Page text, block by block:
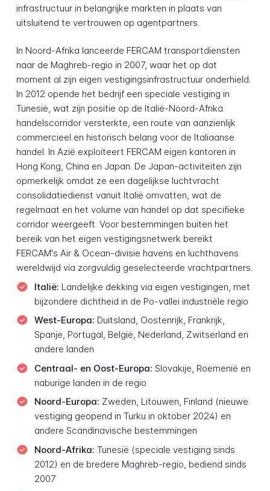
infrastructuur in belangrijke markten in plaats van
uitsluitend te vertrouwen op agentpartners.
In Noord-Afrika lanceerde FERCAM transportdiensten
naar de Maghreb-regio in 2007, waar het op dat
moment al zijn eigen vestigingsinfrastructuur onderhield.
In 2012 opende het bedrijf een speciale vestiging in
Tunesië, wat zijn positie op de Italië-Noord-Afrika
handelscorridor versterkte, een route van aanzienlijk
commercieel en historisch belang voor de Italiaanse
handel. In Azië exploiteert FERCAM eigen kantoren in
Hong Kong, China en Japan. De Japan-activiteiten zijn
opmerkelijk omdat ze een dagelijkse luchtvracht
consolidatiedienst vanuit Italië omvatten, wat de
regelmaat en het volume van handel op dat specifieke
corridor weergeeft. Voor bestemmingen buiten het
bereik van het eigen vestigingsnetwerk bereikt
FERCAM's Air & Ocean-divisie havens en luchthavens
wereldwijd via zorgvuldig geselecteerde vrachtpartners.
Italië: Landelijke dekking via eigen vestigingen, met
bijzondere dichtheid in de Po-vallei industriële regio
West-Europa: Duitsland, Oostenrijk, Frankrijk,
Spanje, Portugal, België, Nederland, Zwitserland en
andere landen
Centraal- en Oost-Europa: Slovakije, Roemenië en
naburige landen in de regio
Noord-Europa: Zweden, Litouwen, Finland (nieuwe
vestiging geopend in Turku in oktober 2024) en
andere Scandinavische bestemmingen
Noord-Afrika: Tunesië (speciale vestiging sinds
2012) en de bredere Maghreb-regio, bediend sinds
2007